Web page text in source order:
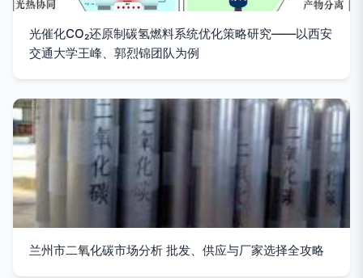
光催化CO₂还原制碳氢燃料系统优化策略研究——以西安
交通大学王峰、郭烈锦团队为例
兰州市二氧化碳市场分析 批发、供应与厂家选择全攻略